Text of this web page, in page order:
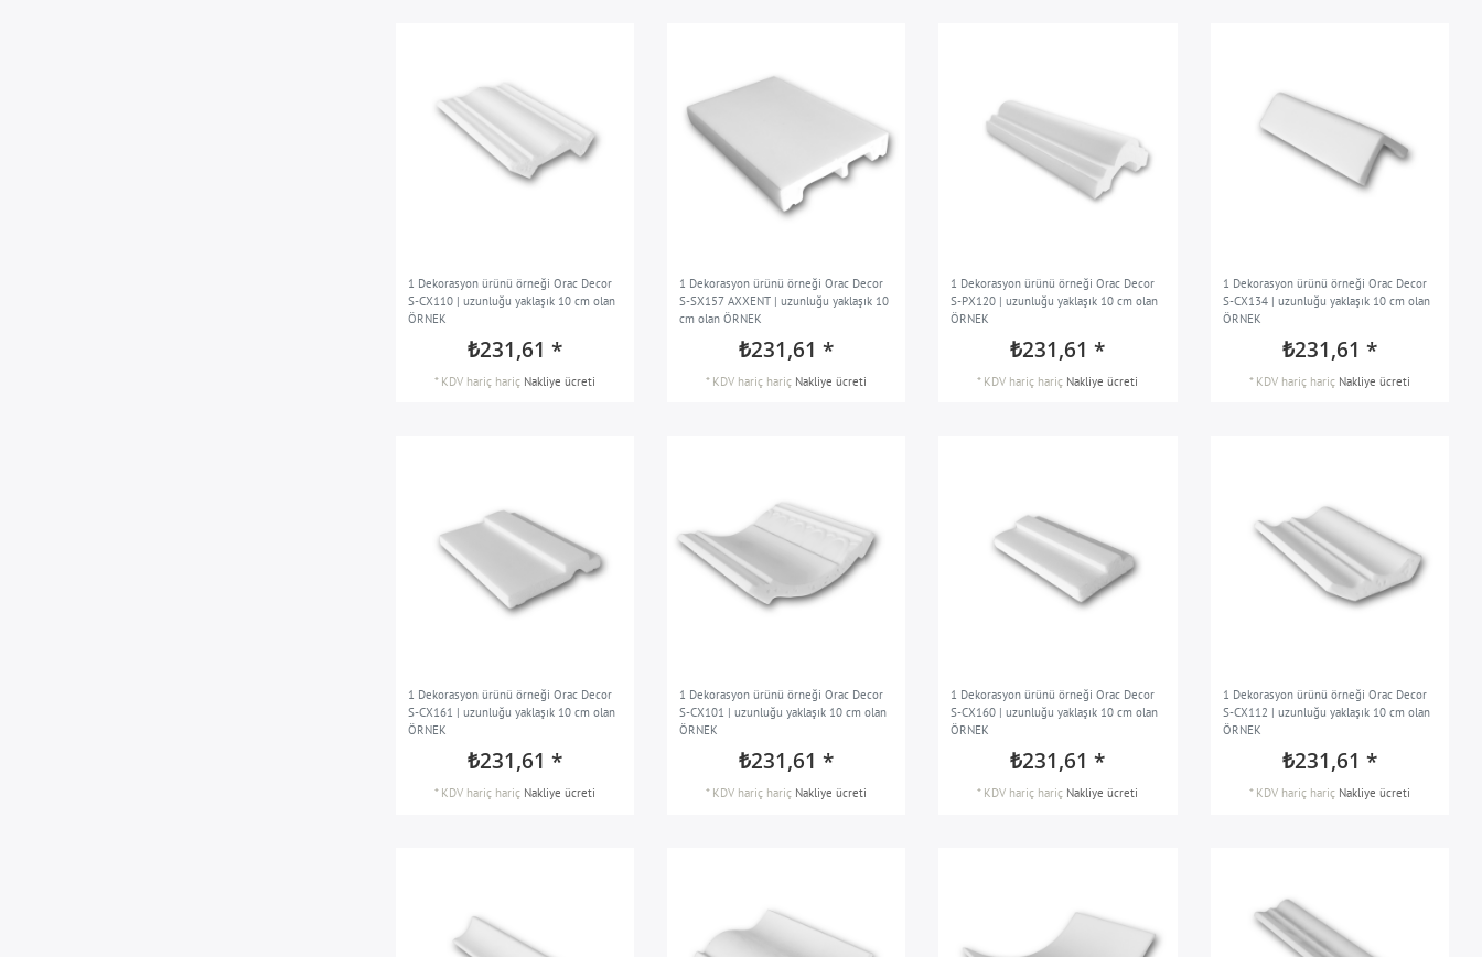
1 Dekorasyon ürünü örneği Orac Decor
S-CX110 | uzunluğu yaklaşık 10 cm olan
ÖRNEK
₺231,61 *
* KDV hariçhariç Nakliye ücreti
1 Dekorasyon ürünü örneği Orac Decor
S-SX157 AXXENT | uzunluğu yaklaşık 10
cm olan ÖRNEK
₺231,61 *
* KDV hariç hariç Nakliye ücreti
1 Dekorasyon ürünü örneği Orac Decor
S-PX120 | uzunluğu yaklaşık 10 cm olan
ÖRNEK
₺231,61 *
* KDV hariç hariç Nakliye ücreti
1 Dekorasyon ürünü örneği Orac Decor
S-CX134 | uzunluğu yaklaşık 10 cm olan
ÖRNEK
₺231,61 *
* KDV hariçhariç Nakliye ücreti
1 Dekorasyon ürünü örneği Orac Decor
S-CX161 | uzunluğu yaklaşık 10 cm olan
ÖRNEK
₺231,61 *
* KDV hariçhariç Nakliye ücreti
1 Dekorasyon ürünü örneği Orac Decor
S-CX101 | uzunluğu yaklaşık 10 cm olan
ÖRNEK
₺231,61 *
* KDV hariç hariç Nakliye ücreti
1 Dekorasyon ürünü örneği Orac Decor
S-CX160 | uzunluğu yaklaşık 10 cm olan
ÖRNEK
₺231,61 *
* KDV hariç hariç Nakliye ücreti
1 Dekorasyon ürünü örneği Orac Decor
S-CX112 | uzunluğu yaklaşık 10 cm olan
ÖRNEK
₺231,61 *
* KDV hariçhariç Nakliye ücreti